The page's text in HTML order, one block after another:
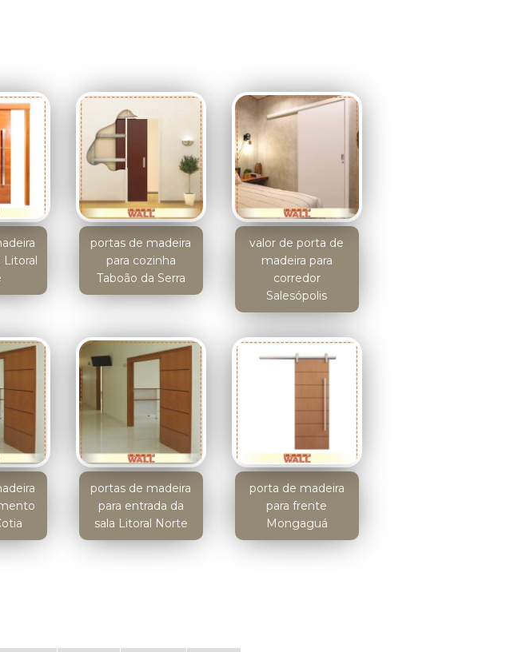
Litoral
portas de madeira
para cozinha
Taboão da Serra
valor de porta de
madeira para
corredor
Salesópolis
portas de madeira
para entrada da
sala Litoral Norte
porta de madeira
para frente
Mongaguá